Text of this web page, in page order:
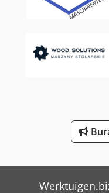
Panhans 336/20
Scherer Feinbau Vdz
Weinbrenner Tsv 6/